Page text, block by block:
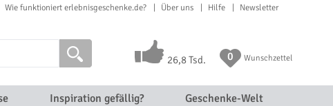
Wie funktioniert erlebnisgeschenke.de? Über uns Hilfe Newsletter
26,8 Tsd. 0 Wunschzettel
Inspiration gefällig? Geschenke-Welt